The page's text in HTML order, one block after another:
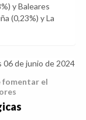
y Baleares
(0,23%) y La
06 de junio de 2024
fomentar el